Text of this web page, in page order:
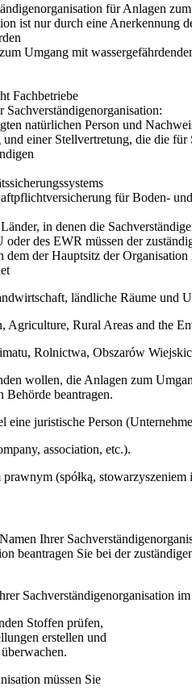
für Anlagen
ist nur durch eine Anerkennung
Umgang mit
Fachbetriebe
natürlichen Person und
einer Stellvertretung, die die
für Boden-
in denen die
des EWR müssen der
der Hauptsitz der Organisation
ländliche Räume und
Agriculture, Rural Areas and the
Rolnictwa, Obszarów
wollen, die Anlagen zum
Behörde beantragen.
eine juristische Person
association, etc.).
(spółką, stowarzyszeniem
Ihrer
beantragen Sie bei der
Sachverständigenorganisation
Stoffen prüfen,
erstellen und
müssen Sie